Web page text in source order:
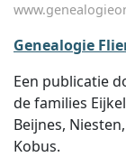
Genealogie
Een publicatie
de families
Beijnes,
Kobus.